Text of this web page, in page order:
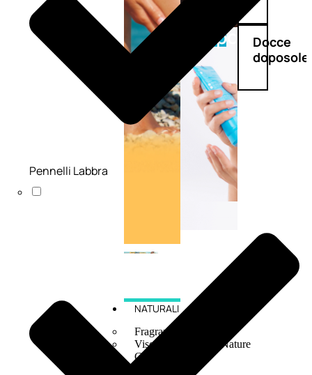
Doposole
Docce
doposole
NATURALI
Fragranze Nature
Viso/Labbra/Occhi Nature
Corpo
Pennelli Labbra